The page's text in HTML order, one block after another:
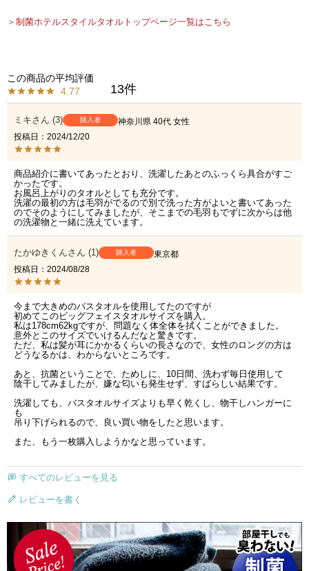
＞制菌ホテルスタイルタオルトップページ一覧はこちら
4.77 13
ミキ 3 購入者 神奈川県 40代 女性
投稿日
2024/12/20
商品紹介に書いてあったとおり、洗濯したあとのふっくら具合がすご
かったです。
お風呂上がりのタオルとしても充分です。
洗濯の最初の方は毛羽がでるので別で洗った方がよいと書いてあった
のでそのようにしてみましたが、そこまでの毛羽もでずに次からは他
の洗濯物と一緒に洗えています。
たかゆきくん 1 購入者
東京都
投稿日
2024/08/28
今まで大きめのバスタオルを使用してたのですが
初めてこのビッグフェイスタオルサイズを購入。
私は178cm62kgですが、問題なく体全体を拭くことができました。
意外とこのサイズでいけるんだなと驚きです。
ただ、私は髪が耳にかかるくらいの長さなので、女性のロングの方は
どうなるかは、わからないところです。
あと、抗菌ということで、ためしに、10日間、洗わず毎日使用して
陰干してみましたが、嫌な匂いも発生せず、すばらしい結果です。
洗濯しても、バスタオルサイズよりも早く乾くし、物干しハンガーに
も
吊り下げられるので、良い買い物をしたと思います。
また、もう一枚購入しようかなと思っています。
すべてのレビューを見る
レビューを書く